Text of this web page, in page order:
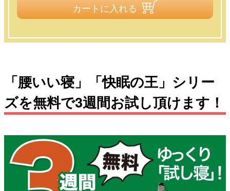
カートに入れる
「腰いい寝」「快眠の王」シリー
ズを無料で3週間お試し頂けます！